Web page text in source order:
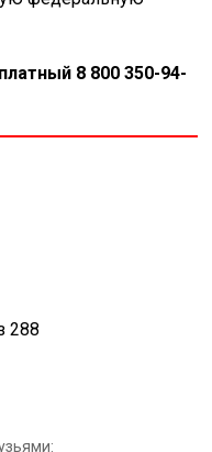
8 800 350-94-
288